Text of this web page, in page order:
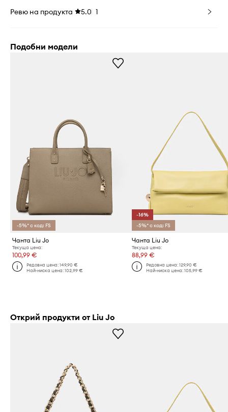
Ревю на продукта 5.0 1
Подобни модели
-5%* с код: FS
Чанта Liu Jo
Текуща цена:
100,99 €
Редовна цена:149,90 €
Най-ниска цена:102,99 €
-16%
-5%* с код: FS
Чанта Liu Jo
Текуща цена:
88,99 €
Редовна цена: 129,90 €
Най-ниска цена: 105,99 €
Открий продукти от Liu Jo